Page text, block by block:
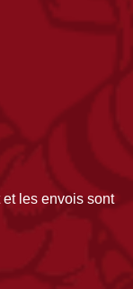
les envois sont